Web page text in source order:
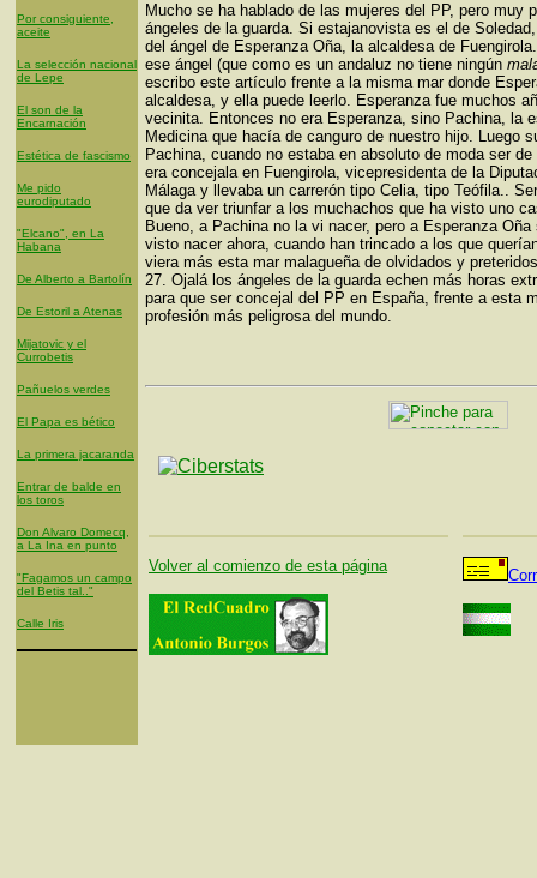
Por consiguiente,
aceite
La selección nacional
de Lepe
El son de la
Encarnación
Estética de fascismo
Me pido
eurodiputado
"Elcano", en La
Habana
De Alberto a Bartolín
De Estoril a Atenas
Mijatovic y el
Currobetis
Pañuelos verdes
El Papa es bético
La primera jacaranda
Entrar de balde en
los toros
Don Alvaro Domecq,
a La Ina en punto
"Fagamos un campo
del Betis tal.."
Calle Iris
Mucho se ha hablado de las mujeres del PP, pero muy
ángeles de la guarda. Si estajanovista es el de
del ángel de Esperanza Oña, la alcaldesa de
ese ángel (que como es un andaluz no tiene ningún
escribo este artículo frente a la misma mar donde
alcaldesa, y ella puede leerlo. Esperanza fue muchos
vecinita. Entonces no era Esperanza, sino Pachina, la
Medicina que hacía de canguro de nuestro hijo. Luego
Pachina, cuando no estaba en absoluto de moda ser de
era concejala en Fuengirola, vicepresidenta de la
Málaga y llevaba un carrerón tipo Celia, tipo Teófila..
que da ver triunfar a los muchachos que ha visto uno
Bueno, a Pachina no la vi nacer, pero a Esperanza
visto nacer ahora, cuando han trincado a los que
viera más esta mar malagueña de olvidados y
27. Ojalá los ángeles de la guarda echen más horas
para que ser concejal del PP en España, frente a esta
profesión más peligrosa del mundo.
Volver al comienzo de esta página